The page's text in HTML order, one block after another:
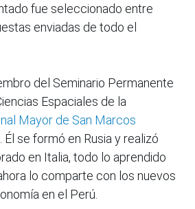
fue seleccionado entre
enviadas de todo el
del Seminario Permanente
Espaciales de la
Mayor de San Marcos
Él se formó en Rusia y realizó
en Italia, todo lo aprendido
lo comparte con los nuevos
en el Perú.